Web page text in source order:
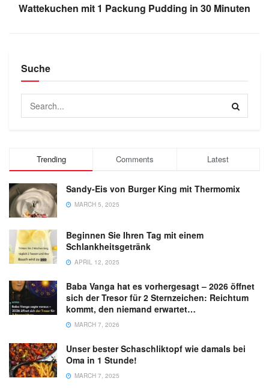
Wattekuchen mit 1 Packung Pudding in 30 Minuten
Suche
Trending Comments Latest
Sandy-Eis von Burger King mit Thermomix
MARCH 5, 2025
Beginnen Sie Ihren Tag mit einem
Schlankheitsgetränk
APRIL 12, 2025
Baba Vanga hat es vorhergesagt – 2026 öffnet
sich der Tresor für 2 Sternzeichen: Reichtum
kommt, den niemand erwartet…
MARCH 7, 2026
Unser bester Schaschliktopf wie damals bei
Oma in 1 Stunde!
MARCH 7, 2025